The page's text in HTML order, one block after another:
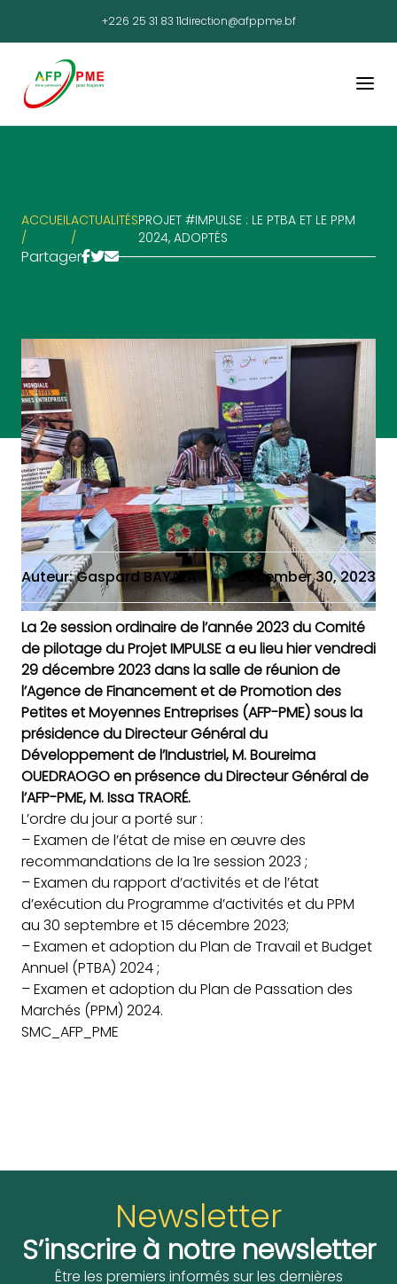
+226 25 31 83 11direction@afppme.bf
ACCUEIL
/
ACTUALITÉS
/
PROJET #IMPULSE : LE PTBA ET LE PPM
2024, ADOPTÉS
Partager
Auteur: Gaspard BAYALA December 30, 2023
La 2e session ordinaire de l’année 2023 du Comité
de pilotage du Projet IMPULSE a eu lieu hier vendredi
29 décembre 2023 dans la salle de réunion de
l’Agence de Financement et de Promotion des
Petites et Moyennes Entreprises (AFP-PME) sous la
présidence du Directeur Général du
Développement de l’Industriel, M. Boureima
OUEDRAOGO en présence du Directeur Général de
l’AFP-PME, M. Issa TRAORÉ.
L’ordre du jour a porté sur :
–Examen de l’état de mise en œuvre des
recommandations de la 1re session 2023 ;
– Examen du rapport d’activités et de l’état
d’exécution du Programme d’activités et du PPM
au 30 septembre et 15 décembre 2023;
– Examen et adoption du Plan de Travail et Budget
Annuel (PTBA) 2024 ;
– Examen et adoption du Plan de Passation des
Marchés (PPM) 2024.
SMC_AFP_PME
Newsletter
S’inscrire à notre newsletter
Être les premiers informés sur les dernières